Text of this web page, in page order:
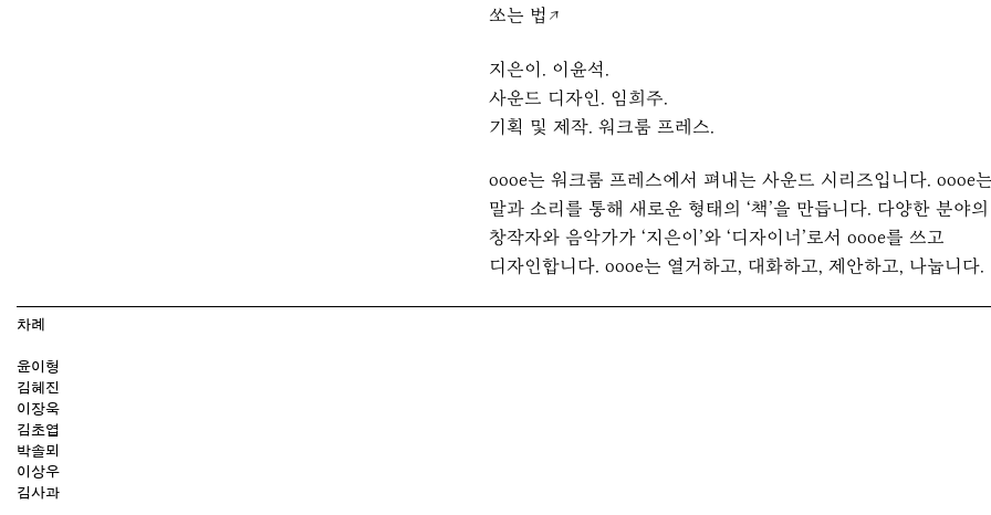
쏘는 법↗︎
지은이. 이윤석.
사운드 디자인. 임희주.
기획 및 제작. 워크룸 프레스.
oooe는 워크룸 프레스에서 펴내는 사운드 시리즈입니다. oooe는
말과 소리를 통해 새로운 형태의 ‘책’을 만듭니다. 다양한 분야의
창작자와 음악가가 ‘지은이’와 ‘디자이너’로서 oooe를 쓰고
디자인합니다. oooe는 열거하고, 대화하고, 제안하고, 나눕니다.
차례
윤이형
김혜진
이장욱
김초엽
박솔뫼
이상우
김사과